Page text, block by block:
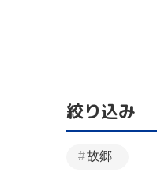
絞り込み
故郷